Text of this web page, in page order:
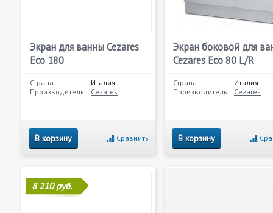
Экран для ванны Cezares
Eco 180
Страна:
Италия
Производитель: Cezares
В корзину Сравнить
Экран боковой для
Cezares Eco 80 L/R
Страна:
Италия
Производитель: Cezares
В корзину
8 210 руб.